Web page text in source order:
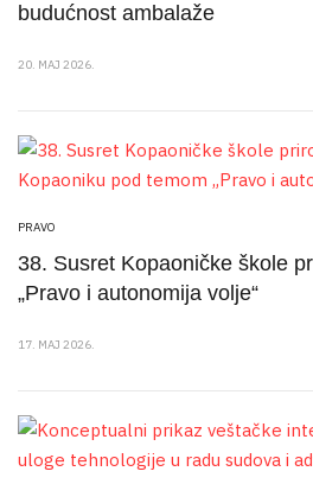
budućnost ambalaže
20. MAJ 2026.
PRAVO
38. Susret Kopaoničke škole
„Pravo i autonomija volje“
17. MAJ 2026.